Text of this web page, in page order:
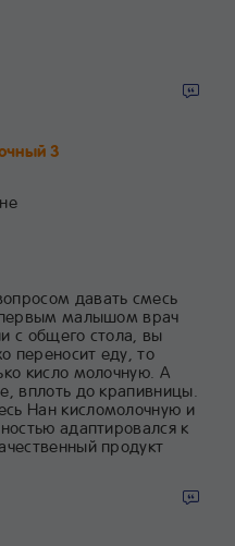
3
давать смесь
малышом врач
с общего стола, вы
переносит еду, то
кисло молочную. А
вплоть до крапивницы.
Нан кисломолочную и
адаптировался к
продукт